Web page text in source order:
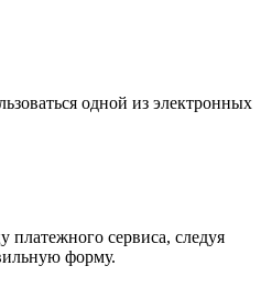
одной из электронных
платежного сервиса, следуя
форму.